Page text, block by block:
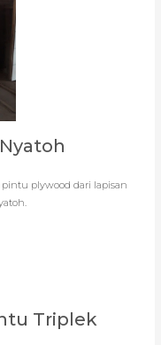
plywood dari lapisan
Triplek